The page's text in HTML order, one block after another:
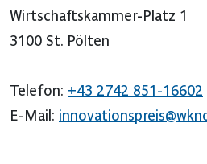
Wirtschaftskammer-Platz 1
3100 St. Pölten
Telefon: +43 2742 851-16602
E-Mail: